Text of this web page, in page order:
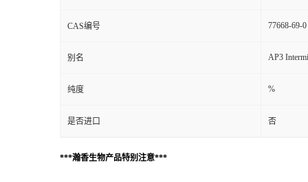
CAS编号 77668-69-0
别名 AP3
纯度 %
是否进口 否
***瀚香生物产品特别注意***